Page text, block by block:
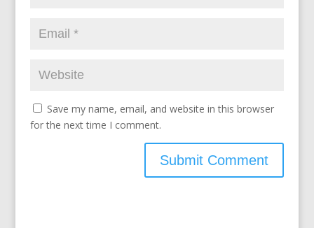
Save my name, email, and website in this browser
for the next time I comment.